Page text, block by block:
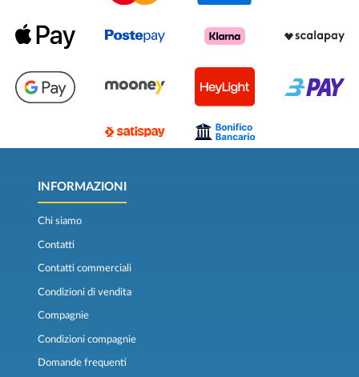
INFORMAZIONI
Chi siamo
Contatti
Contatti commerciali
Condizioni di vendita
Compagnie
Condizioni compagnie
Domande frequenti